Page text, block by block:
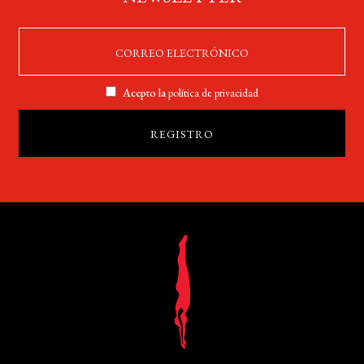
Acepto lapolítica de privacidad